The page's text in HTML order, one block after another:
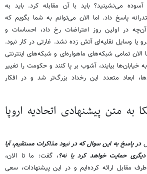
می‌نشینید؟ باید با آن مقابله کرد. باید به
پاسخ داد. اما الان می‌توانم به شما بگویم که
در اولین روز اعتراضات رخ داد، احساسات و
وسایل نقلیه‌ای آتش زده نشد. غارتی در کار نبود.
تمامی شبکه‌های ماهواره‌ای و شبکه‌های اینترنتی
بیایند، آشوب بر پا کنند و حکومت را تغییر
ابعاد متعدد این رخداد بزرگ‌تر شد و در افکار
به متن پیشنهادی اتحادیه اروپا
در پاسخ به این سوال که در نبود مذاکرات مستقیم، آیا
حمایت خواهد کرد یا نه؟، گفت: ما تا الان،
مقابل ارائه کرده‌ایم و در این پیشنهادات، سعی